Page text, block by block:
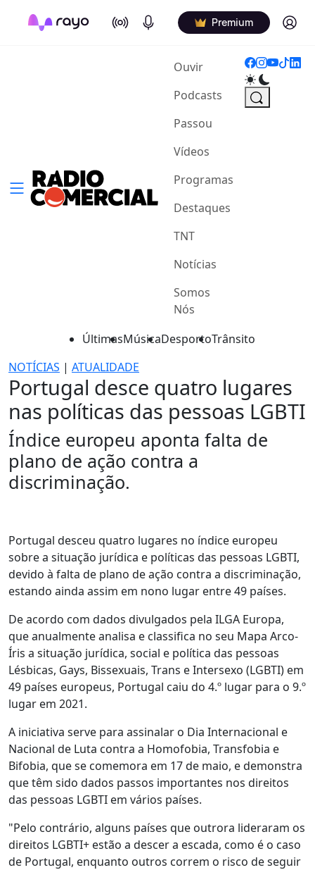
On Air Podcasts Premium Log in
Ouvir(current)
Podcasts
Passou
Vídeos
Programas
Destaques
TNT
Notícias
Somos
Nós
ÚltimasMúsicaDesportoTrânsito
NOTÍCIAS | ATUALIDADE
Portugal desce quatro lugares
nas políticas das pessoas LGBTI
Índice europeu aponta falta de
plano de ação contra a
discriminação.
Portugal desceu quatro lugares no índice europeu
sobre a situação jurídica e políticas das pessoas LGBTI,
devido à falta de plano de ação contra a discriminação,
estando ainda assim em nono lugar entre 49 países.
De acordo com dados divulgados pela ILGA Europa,
que anualmente analisa e classifica no seu Mapa Arco-
Íris a situação jurídica, social e política das pessoas
Lésbicas, Gays, Bissexuais, Trans e Intersexo (LGBTI) em
49 países europeus, Portugal caiu do 4.º lugar para o 9.º
lugar em 2021.
A iniciativa serve para assinalar o Dia Internacional e
Nacional de Luta contra a Homofobia, Transfobia e
Bifobia, que se comemora em 17 de maio, e demonstra
que têm sido dados passos importantes nos direitos
das pessoas LGBTI em vários países.
"Pelo contrário, alguns países que outrora lideraram os
direitos LGBTI+ estão a descer a escada, como é o caso
de Portugal, enquanto outros correm o risco de seguir